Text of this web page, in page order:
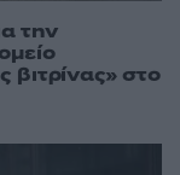
την
βιτρίνας» στο